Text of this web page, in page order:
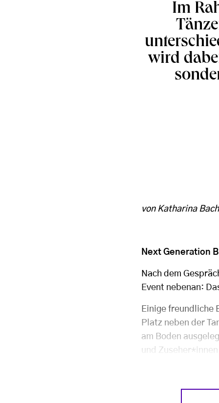
Im
wird
von Katharina
Next Generation
Nach dem
Event nebenan:
Einige freundliche
Platz neben der
am Boden
und